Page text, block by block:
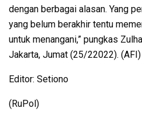
dengan berbagai alasan. Yang
yang belum berakhir tentu
untuk menangani,” pungkas
Jakarta, Jumat (25/22022). (AFI)
Editor: Setiono
(RuPol)